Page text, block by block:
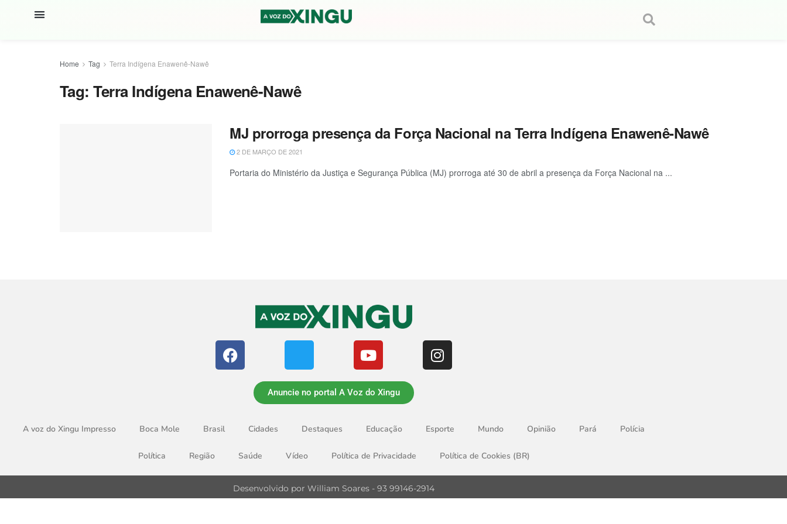
Home Tag Terra Indígena Enawenê-Nawê
Tag:Terra Indígena Enawenê-Nawê
MJ prorroga presença da Força Nacional na Terra Indígena Enawenê-Nawê
2 DE MARÇO DE 2021
Portaria do Ministério da Justiça e Segurança Pública (MJ) prorroga até 30 de abril a presença da Força Nacional na ...
Anuncie no portal A Voz do Xingu
A voz do Xingu Impresso Boca Mole Brasil Cidades Destaques Educação Esporte Mundo Opinião Pará Polícia
Política Região Saúde Vídeo Política de Privacidade Política de Cookies (BR)
Desenvolvido por William Soares - 93 99146-2914